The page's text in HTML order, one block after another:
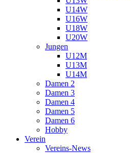
U14W
U16W
U18W
U20W
Jungen
U12M
U13M
U14M
Damen 2
Damen 3
Damen 4
Damen 5
Damen 6
Hobby
Verein
Vereins-News